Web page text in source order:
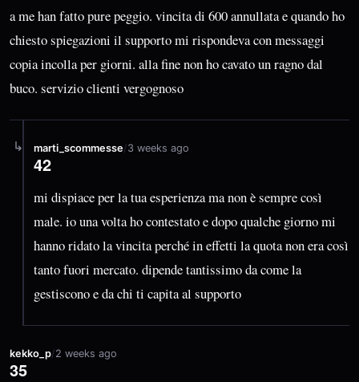
a me han fatto pure peggio. vincita di 600 annullata e quando ho
chiesto spiegazioni il supporto mi rispondeva con messaggi
copia incolla per giorni. alla fine non ho cavato un ragno dal
buco. servizio clienti vergognoso
↳ marti_scommesse/3 weeks ago
42
mi dispiace per la tua esperienza ma non è sempre così
male. io una volta ho contestato e dopo qualche giorno mi
hanno ridato la vincita perché in effetti la quota non era così
tanto fuori mercato. dipende tantissimo da come la
gestiscono e da chi ti capita al supporto
kekko_p/2 weeks ago
35